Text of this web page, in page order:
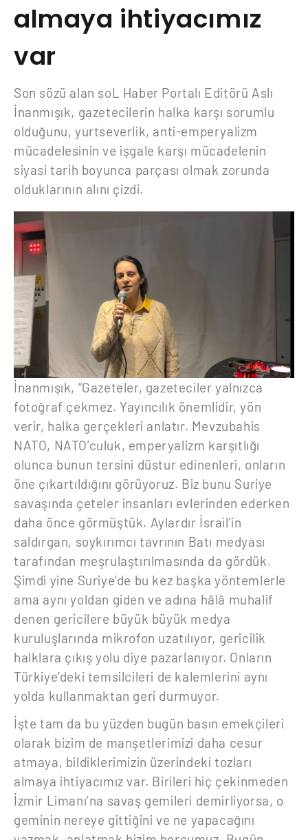
almaya ihtiyacımız
var
Son sözü alan soL Haber Portalı Editörü Aslı
İnanmışık, gazetecilerin halka karşı sorumlu
olduğunu, yurtseverlik, anti-emperyalizm
mücadelesinin ve işgale karşı mücadelenin
siyasi tarih boyunca parçası olmak zorunda
olduklarının alını çizdi.
İnanmışık, “Gazeteler, gazeteciler yalnızca
fotoğraf çekmez. Yayıncılık önemlidir, yön
verir, halka gerçekleri anlatır. Mevzubahis
NATO, NATO’culuk, emperyalizm karşıtlığı
olunca bunun tersini düstur edinenleri, onların
öne çıkartıldığını görüyoruz. Biz bunu Suriye
savaşında çeteler insanları evlerinden ederken
daha önce görmüştük. Aylardır İsrail’in
saldırgan, soykırımcı tavrının Batı medyası
tarafından meşrulaştırılmasında da gördük.
Şimdi yine Suriye’de bu kez başka yöntemlerle
ama aynı yoldan giden ve adına hâlâ muhalif
denen gericilere büyük büyük medya
kuruluşlarında mikrofon uzatılıyor, gericilik
halklara çıkış yolu diye pazarlanıyor. Onların
Türkiye’deki temsilcileri de kalemlerini aynı
yolda kullanmaktan geri durmuyor.
İşte tam da bu yüzden bugün basın emekçileri
olarak bizim de manşetlerimizi daha cesur
atmaya, bildiklerimizin üzerindeki tozları
almaya ihtiyacımız var. Birileri hiç çekinmeden
İzmir Limanı’na savaş gemileri demirliyorsa, o
geminin nereye gittiğini ve ne yapacağını